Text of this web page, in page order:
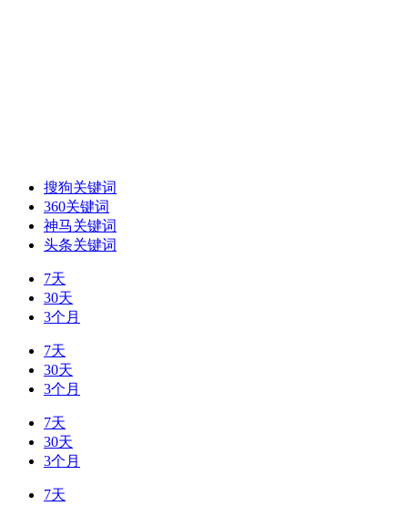
搜狗关键词
360关键词
神马关键词
头条关键词
7天
30天
3个月
7天
30天
3个月
7天
30天
3个月
7天